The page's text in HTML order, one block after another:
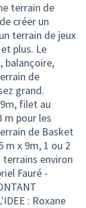
terrain de
créer un
terrain de jeux
plus. Le
balançoire,
de
grand.
filet au
m pour les
de Basket
m x 9m, 1 ou 2
terrains environ
Fauré -
: Roxane